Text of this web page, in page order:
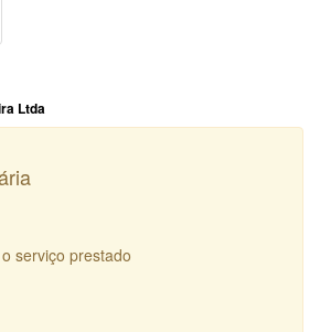
Ltda
serviço prestado